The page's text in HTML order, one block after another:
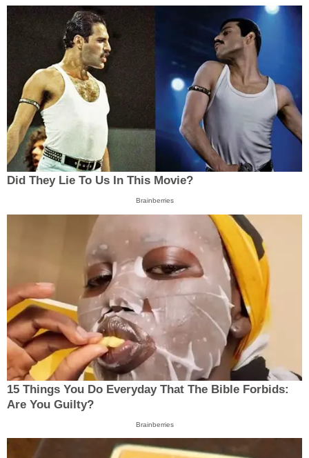
Did They Lie To Us In This Movie?
Brainberries
15 Things You Do Everyday That The Bible Forbids:
Are You Guilty?
Brainberries